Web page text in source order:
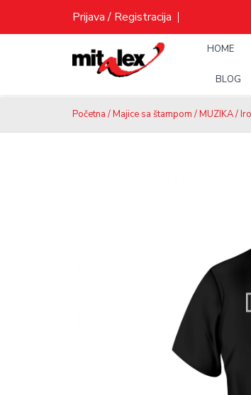
content
Prijava / Registracija
HOME
BLOG
Početna /Majice sa štampom /MUZIKA/